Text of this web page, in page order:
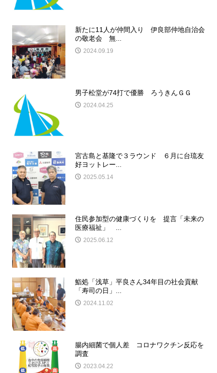
新たに11人が仲間入り 伊良部仲地自治会
の敬老会 無...
2024.09.19
男子松堂が74打で優勝 ろうきんＧＧ
2024.04.25
宮古島と基隆で３ラウンド ６月に台琉友
好ヨットレー...
2025.05.14
住民参加型の健康づくりを 提言「未来の
医療福祉」 ...
2025.06.12
鮨処「浅草」平良さん34年目の社会貢献
「寿司の日」...
2024.11.02
腸内細菌で個人差 コロナワクチン反応を
調査
2023.04.22